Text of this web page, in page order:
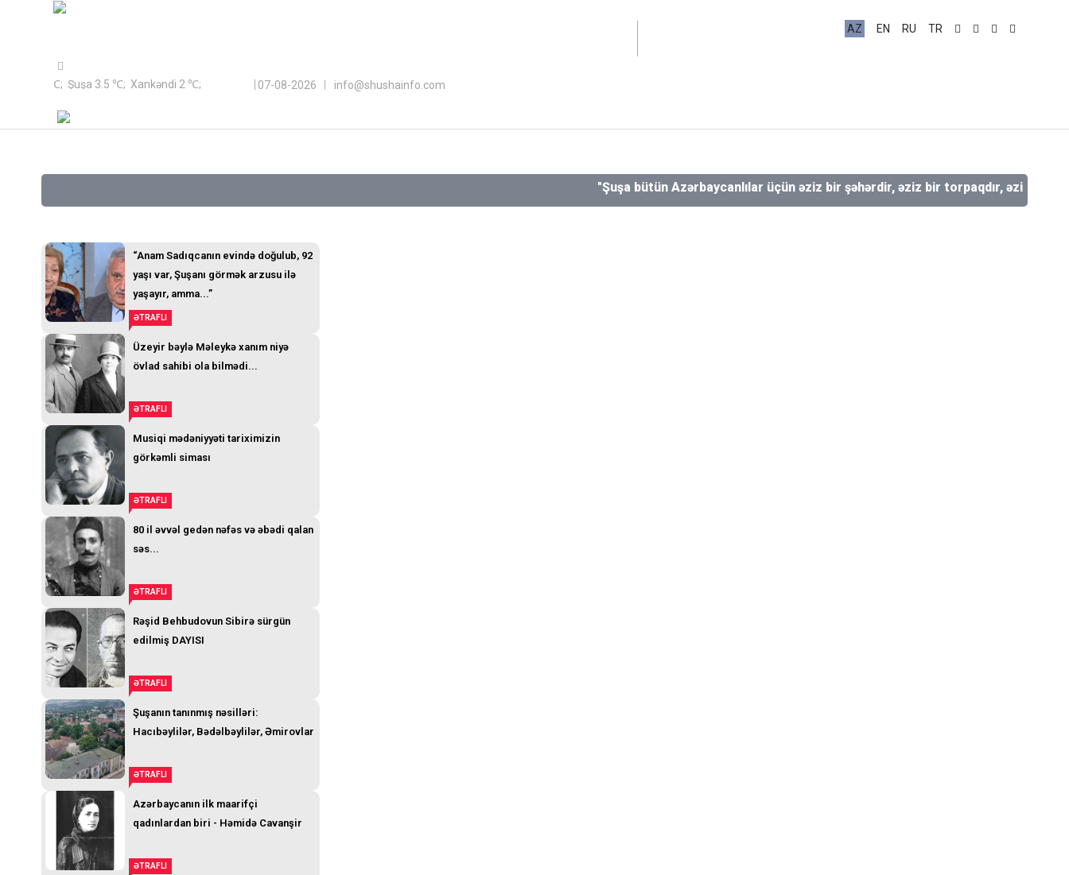
9.2 ℃; Şuşa 3.5 ℃; Xankəndi 2 ℃; 07-08-2026 info@shushainfo.com
AZ EN RU TR
"Şuşa bütün Azərbaycanlılar üçün əziz bir şəhərdir, əziz bir torpaqdır, əziz bir
“Anam Sadıqcanın evində doğulub, 92
yaşı var, Şuşanı görmək arzusu ilə
yaşayır, amma...”
ƏTRAFLI
Üzeyir bəylə Məleykə xanım niyə
övlad sahibi ola bilmədi...
ƏTRAFLI
Musiqi mədəniyyəti tariximizin
görkəmli siması
ƏTRAFLI
80 il əvvəl gedən nəfəs və əbədi qalan
səs...
ƏTRAFLI
Rəşid Behbudovun Sibirə sürgün
edilmiş DAYISI
ƏTRAFLI
Şuşanın tanınmış nəsilləri:
Hacıbəylilər, Bədəlbəylilər, Əmirovlar
ƏTRAFLI
Azərbaycanın ilk maarifçi
qadınlardan biri - Həmidə Cavanşir
ƏTRAFLI